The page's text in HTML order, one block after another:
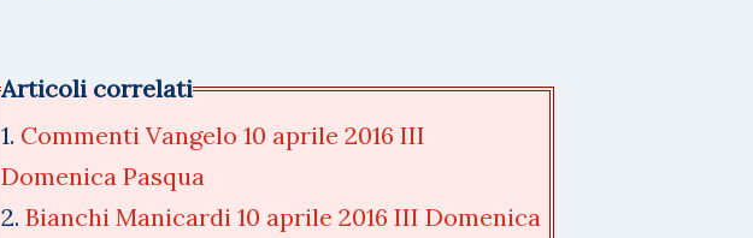
Articoli correlati
1. Commenti Vangelo 10 aprile 2016 III
Domenica Pasqua
2. Bianchi Manicardi 10 aprile 2016 III Domenica